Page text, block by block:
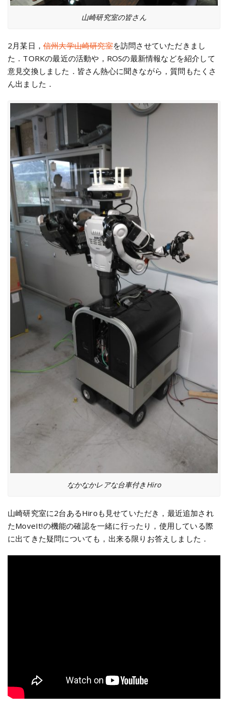
山崎研究室の皆さん
2月某日， 信州大学山崎研究室を訪問させていただきまし
た．TORKの最近の活動や，ROSの最新情報などを紹介して
意見交換しました．皆さん熱心に聞きながら，質問もたくさ
ん出ました．
なかなかレアな台車付きHiro
山崎研究室に2台あるHiroも見せていただき，最近追加され
たMoveIt!の機能の確認を一緒に行ったり，使用している際
に出てきた疑問についても，出来る限りお答えしました．